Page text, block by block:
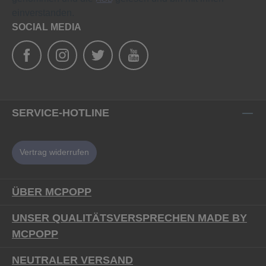
SOCIAL MEDIA
SERVICE-HOTLINE
Vertrag widerrufen
ÜBER MCPOPP
UNSER QUALITÄTSVERSPRECHEN MADE BY
MCPOPP
NEUTRALER VERSAND